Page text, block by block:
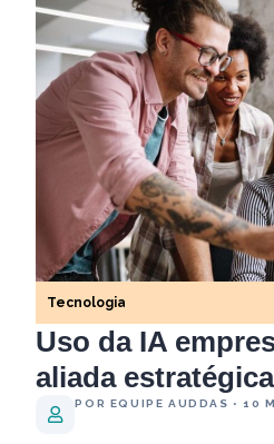
Tecnologia
Uso da IA
aliada
POR EQUIPE AUDDAS • 10